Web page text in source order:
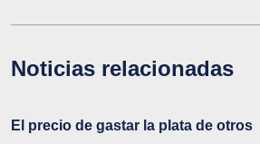
Noticias relacionadas
El precio de gastar la plata de otros